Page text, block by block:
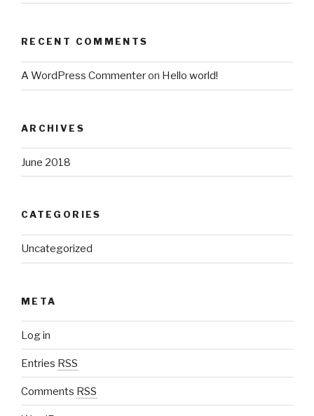
RECENT COMMENTS
A WordPress Commenteron Hello world!
ARCHIVES
June 2018
CATEGORIES
Uncategorized
META
Log in
Entries RSS
Comments RSS